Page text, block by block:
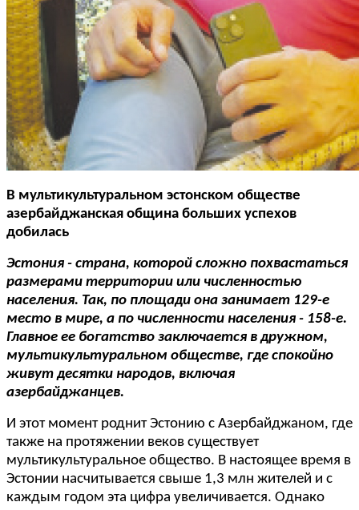
В мультикультуральном эстонском обществе
азербайджанская община больших успехов
добилась
Эстония - страна, которой сложно похвастаться
размерами территории или численностью
населения. Так, по площади она занимает 129-е
место в мире, а по численности населения - 158-е.
Главное ее богатство заключается в дружном,
мультикультуральном обществе, где спокойно
живут десятки народов, включая
азербайджанцев.
И этот момент роднит Эстонию с Азербайджаном, где
также на протяжении веков существует
мультикультуральное общество. В настоящее время в
Эстонии насчитывается свыше 1,3 млн жителей и с
каждым годом эта цифра увеличивается. Однако